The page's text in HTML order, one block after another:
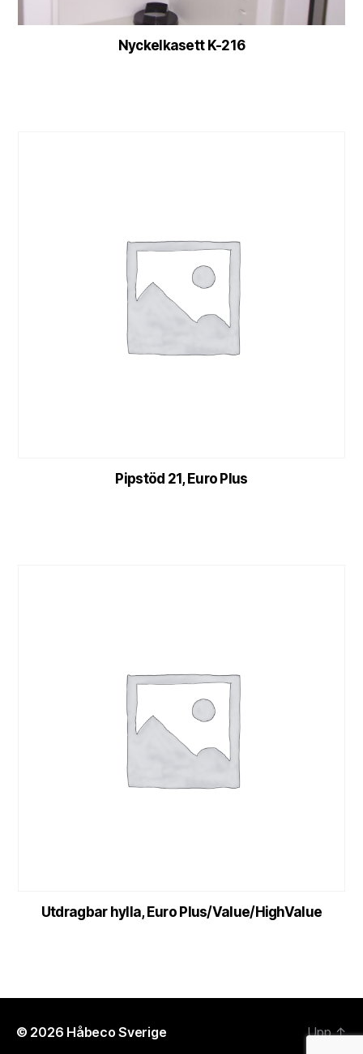
Nyckelkasett K-216
Pipstöd 21, Euro Plus
Utdragbar hylla, Euro Plus/Value/HighValue
© 2026 Håbeco Sverige
Upp↑